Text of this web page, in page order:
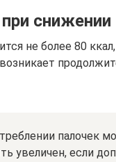
снижении
не более 80
палочек
увеличен, если